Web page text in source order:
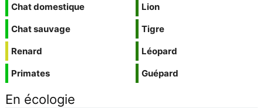
Chat domestique
Chat sauvage
Renard
Primates
Lion
Tigre
Léopard
Guépard
En écologie